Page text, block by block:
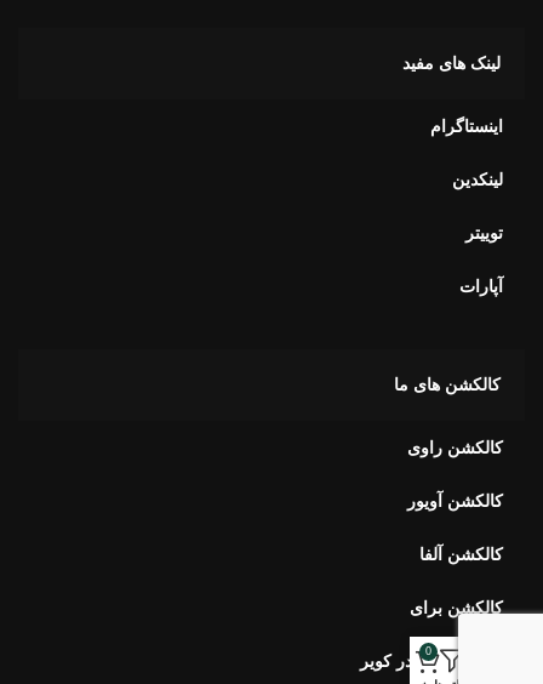
لینک های مفید
اینستاگرام
لینکدین
توییتر
آپارات
کالکشن های ما
کالکشن راوی
کالکشن آویور
کالکشن آلفا
کالکشن برای
کالکشن بهار در کویر
0